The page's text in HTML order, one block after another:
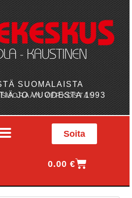
SUOMALAISTA
JO VUODESTA 1993
VERKOSTA!
Soita
0.00€